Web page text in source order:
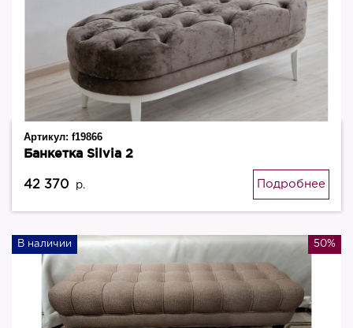
Артикул: f19866
Банкетка Silvia 2
42 370 р. Подробнее
В наличии 50%